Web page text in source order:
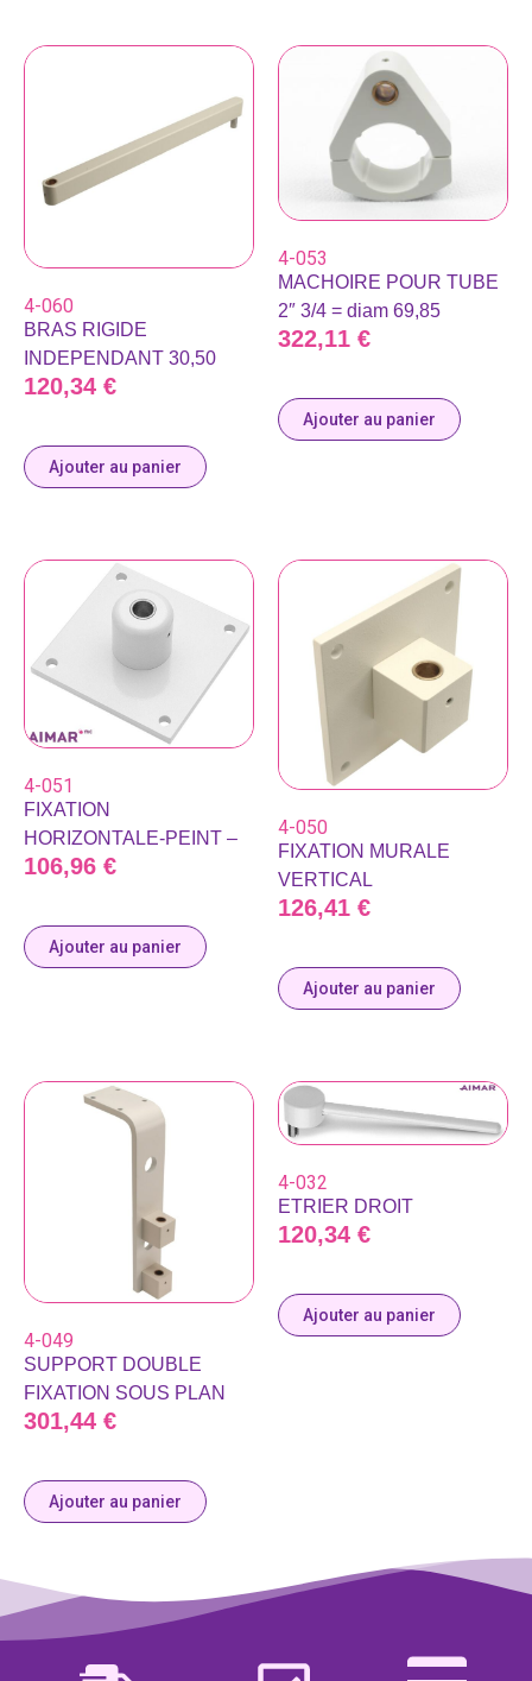
4-060
BRAS RIGIDE
INDEPENDANT 30,50
120,34 €
Ajouter au panier
4-053
MACHOIRE POUR TUBE
2″ 3/4 = diam 69,85
322,11 €
Ajouter au panier
4-051
FIXATION
HORIZONTALE-PEINT –
106,96 €
Ajouter au panier
4-050
FIXATION MURALE
VERTICAL
126,41 €
Ajouter au panier
4-049
SUPPORT DOUBLE
FIXATION SOUS PLAN
301,44 €
Ajouter au panier
4-032
ETRIER DROIT
120,34 €
Ajouter au panier